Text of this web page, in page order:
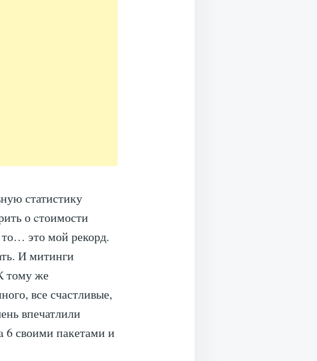
статистику
о cтоимости
то… это мой рекорд.
И митинги
тому же
все счастливые,
впечатлили
6 своими пакетами и